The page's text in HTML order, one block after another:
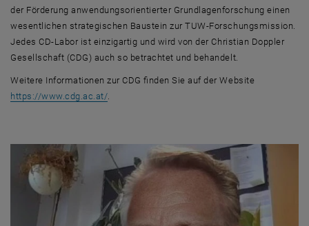
CD-Labor für Nachhaltige Siliciumcarbid Technologie
Distributed Parameter Systems
Inclusion Body Processing 4.0
Verbessertes Bremsverhalten von Schienenfahrzeugen
Christian Doppler Labor für Embedded Machine Learning
Powertrain
der Förderung anwendungsorientierter Grundlagenforschung einen
wesentlichen strategischen Baustein zur TUW-Forschungsmission.
Jedes CD-Labor ist einzigartig und wird von der Christian Doppler
Gesellschaft (CDG) auch so betrachtet und behandelt.
Weitere Informationen zur CDG finden Sie auf der Website
https://www.cdg.ac.at/, öffnet eine externe URL in einem neuen
.